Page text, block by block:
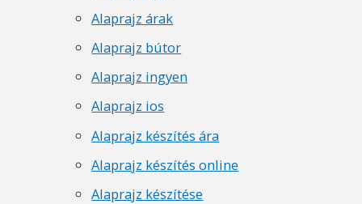
Alaprajz árak
Alaprajz bútor
Alaprajz ingyen
Alaprajz ios
Alaprajz készítés ára
Alaprajz készítés online
Alaprajz készítése